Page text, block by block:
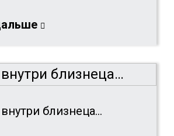
близнеца…